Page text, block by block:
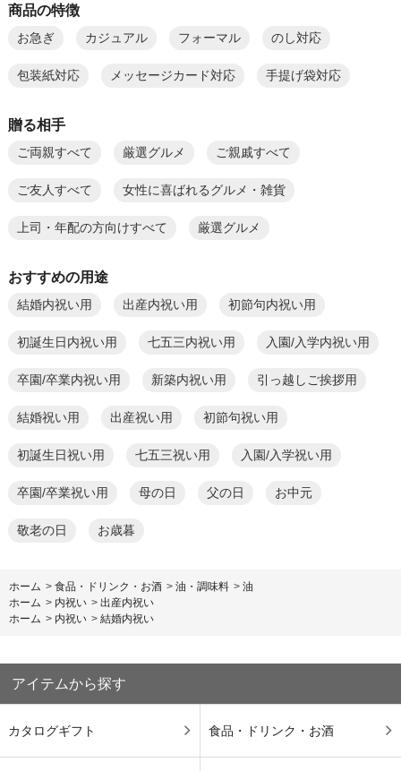
商品の特徴
お急ぎ カジュアル フォーマル のし対応
包装紙対応 メッセージカード対応 手提げ袋対応
贈る相手
ご両親すべて 厳選グルメ ご親戚すべて
ご友人すべて 女性に喜ばれるグルメ・雑貨
上司・年配の方向けすべて 厳選グルメ
おすすめの用途
結婚内祝い用 出産内祝い用 初節句内祝い用
初誕生日内祝い用 七五三内祝い用 入園/入学内祝い用
卒園/卒業内祝い用 新築内祝い用 引っ越しご挨拶用
結婚祝い用 出産祝い用 初節句祝い用
初誕生日祝い用 七五三祝い用 入園/入学祝い用
卒園/卒業祝い用 母の日 父の日 お中元
敬老の日 お歳暮
ホーム > 食品・ドリンク・お酒 > 油・調味料 > 油
ホーム > 内祝い > 出産内祝い
ホーム > 内祝い > 結婚内祝い
アイテムから探す
カタログギフト 食品・ドリンク・お酒